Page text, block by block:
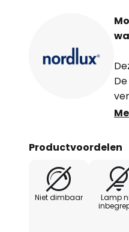
Productvoordelen
Niet dimbaar
Lamp